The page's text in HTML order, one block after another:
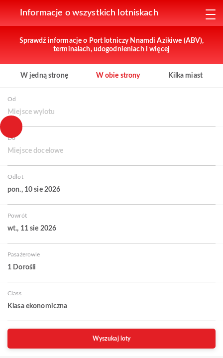
Informacje o wszystkich lotniskach
Sprawdź informacje o Port lotniczy Nnamdi Azikiwe (ABV),
terminalach, udogodnieniach i więcej
W jedną stronę W obie strony Kilka miast
Od
Miejsce wylotu
Do
Miejsce docelowe
Odlot
pon., 10 sie 2026
Powrót
wt., 11 sie 2026
Pasażerowie
1 Dorośli
Class
Klasa ekonomiczna
Wyszukaj loty